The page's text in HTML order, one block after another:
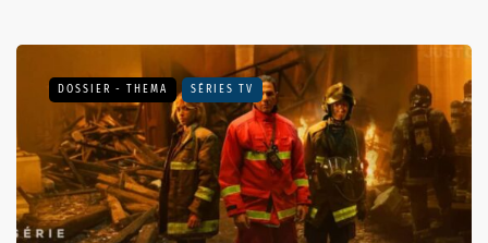
DOSSIER - THEMA SÉRIES TV